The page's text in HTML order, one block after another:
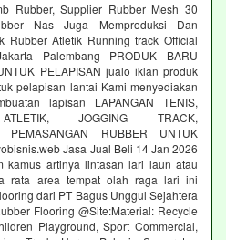
Rubber, Supplier Rubber Mesh 30
Nas Juga Memproduksi Dan
Rubber Atletik Running track Official
Palembang PRODUK BARU
PELAPISAN jualo iklan produk
pelapisan lantai Kami menyediakan
lapisan LAPANGAN TENIS,
JOGGING TRACK,
PEMASANGAN RUBBER UNTUK
Jasa Jual Beli 14 Jan 2026
kamus artinya lintasan lari laun atau
rata area tempat olah raga lari ini
dari PT Bagus Unggul Sejahtera
Flooring @Site:Material: Recycle
Playground, Sport Commercial,